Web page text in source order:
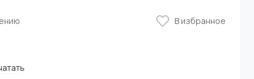
В избранное